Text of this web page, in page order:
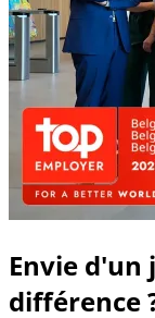
Envie d'un
différence